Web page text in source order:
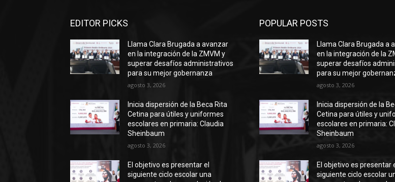
EDITOR PICKS
Llama Clara Brugada a avanzar
en la integración de la ZMVM y
superar desafíos administrativos
para su mejor gobernanza
agosto 3, 2026
Inicia dispersión de la Beca Rita
Cetina para útiles y uniformes
escolares en primaria: Claudia
Sheinbaum
agosto 3, 2026
El objetivo es presentar el
siguiente ciclo escolar una
POPULAR POSTS
Llama Clara Brugada a
en la integración de la
superar desafíos
para su mejor
agosto 3, 2026
Inicia dispersión de la
Cetina para útiles y
escolares en primaria:
Sheinbaum
agosto 3, 2026
El objetivo es presentar
siguiente ciclo escolar